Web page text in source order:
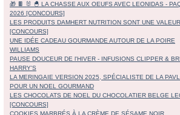
🎁 🍫 🐰 🐣 LA CHASSE AUX OEUFS AVEC LEONIDAS -
2026 [CONCOURS]
LES PRODUITS DAMHERT NUTRITION SONT UNE
[CONCOURS]
UNE IDÉE CADEAU GOURMANDE AUTOUR DE LA POIRE
WILLIAMS
PAUSE DOUCEUR DE l'HIVER - INFUSIONS CLIPPER &
HARRY'S
LA MERINGAIE VERSION 2025, SPÉCIALISTE DE LA
POUR UN NOEL GOURMAND
LES CHOCOLATS DE NOEL DU CHOCOLATIER BELGE
[CONCOURS]
COOKIES MARBRÉS À LA CRÈME DE SÉSAME NOIR